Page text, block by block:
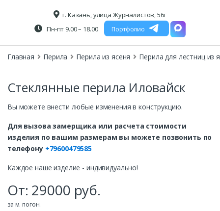
г. Казань, улица Журналистов, 56г
Пн-пт 9.00 – 18.00
Портфолио
Главная Перила Перила из ясеня Перила для лестниц из
Стеклянные перила Иловайск
Вы можете внести любые изменения в конструкцию.
Для вызова замерщика или расчета стоимости
изделия по вашим размерам вы можете позвонить по
телефону +79600479585
Каждое наше изделие - индивидуально!
От: 29000 руб.
за м. погон.